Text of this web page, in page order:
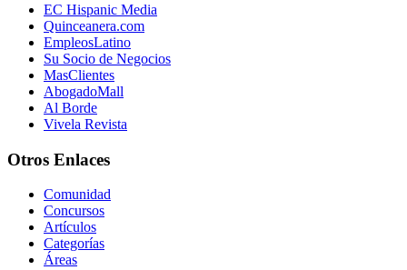
EC Hispanic Media
Quinceanera.com
EmpleosLatino
Su Socio de Negocios
MasClientes
AbogadoMall
Al Borde
Vivela Revista
Otros Enlaces
Comunidad
Concursos
Artículos
Categorías
Áreas